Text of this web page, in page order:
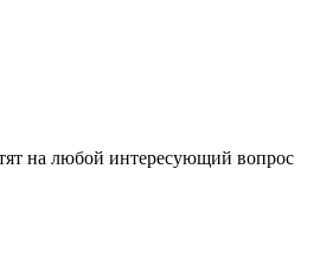
на любой интересующий вопрос